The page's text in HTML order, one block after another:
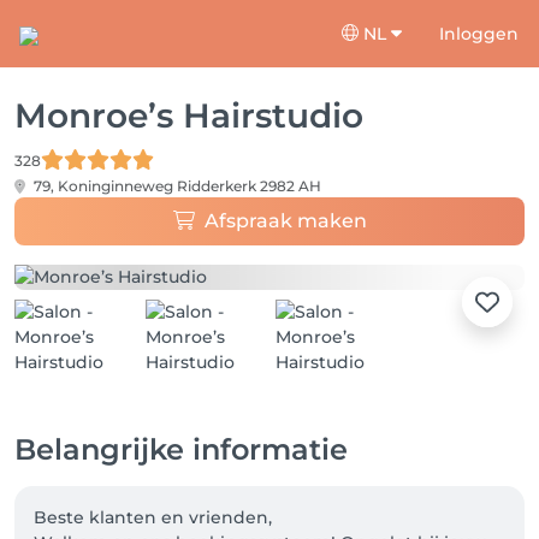
NL Inloggen
Monroe’s Hairstudio
328
79, Koninginneweg Ridderkerk 2982 AH
Afspraak maken
Belangrijke informatie
Beste klanten en vrienden,